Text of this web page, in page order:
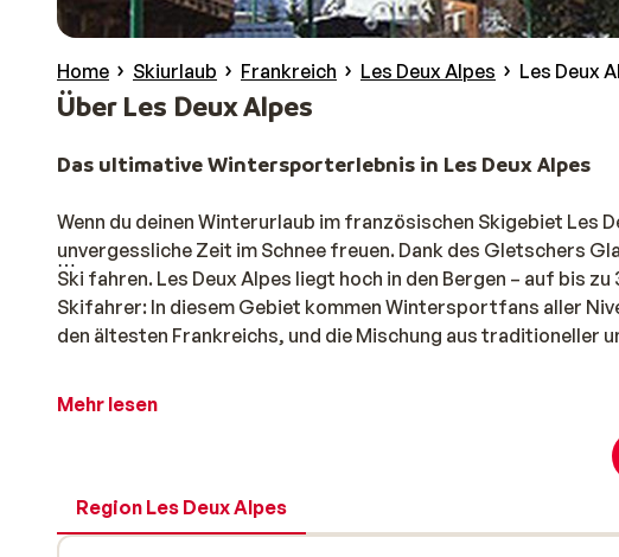
Home Skiurlaub Frankreich Les Deux Alpes Les Deux
Über Les Deux Alpes
Das ultimative Wintersporterlebnis in Les Deux Alpes
Wenn du deinen Winterurlaub im französischen Skigebiet Les
unvergessliche Zeit im Schnee freuen. Dank des Gletschers
Ski fahren. Les Deux Alpes liegt hoch in den Bergen – auf bis
Skifahrer: In diesem Gebiet kommen Wintersportfans aller
den ältesten Frankreichs, und die Mischung aus
Wenn du ein Apartment oder Hotel im sportlichen Les Deux
Tipp: Seit Dezember 2024 gibt es eine wichtige Neuerung im
Diese moderne 3S-Gondel ersetzt die alte Bahn und bringt
Mehr lesen
Region Les Deux Alpes